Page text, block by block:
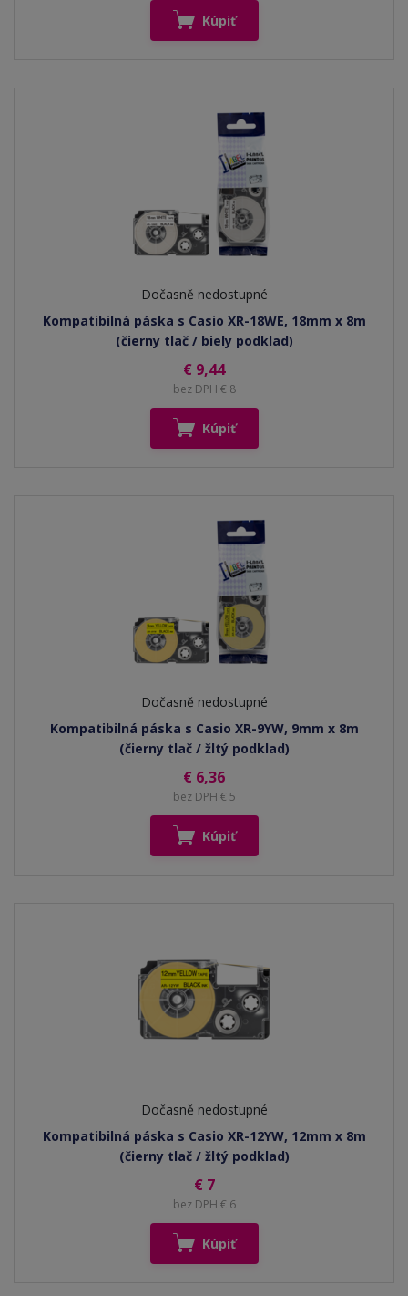
Kúpiť
Dočasně nedostupné
Kompatibilná páska s Casio XR-18WE, 18mm x 8m
(čierny tlač / biely podklad)
€ 9,44
bez DPH € 8
Kúpiť
Dočasně nedostupné
Kompatibilná páska s Casio XR-9YW, 9mm x 8m
(čierny tlač / žltý podklad)
€ 6,36
bez DPH € 5
Kúpiť
Dočasně nedostupné
Kompatibilná páska s Casio XR-12YW, 12mm x 8m
(čierny tlač / žltý podklad)
€ 7
bez DPH € 6
Kúpiť